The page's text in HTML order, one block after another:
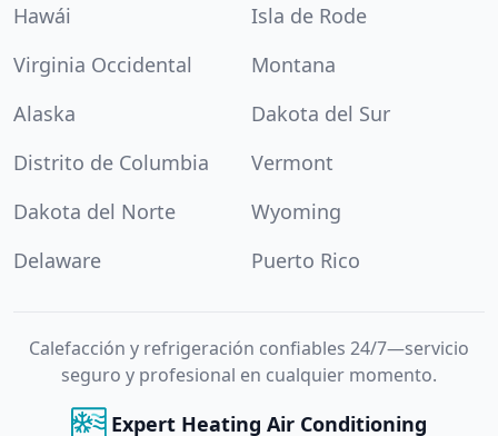
Hawái
Isla de Rode
Virginia Occidental
Montana
Alaska
Dakota del Sur
Distrito de Columbia
Vermont
Dakota del Norte
Wyoming
Delaware
Puerto Rico
Calefacción y refrigeración confiables 24/7—servicio
seguro y profesional en cualquier momento.
Expert Heating Air Conditioning